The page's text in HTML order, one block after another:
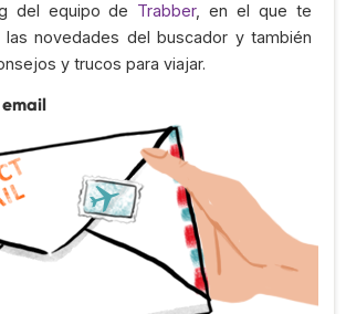
del equipo de Trabber, en el que te
las novedades del buscador y también
y trucos para viajar.